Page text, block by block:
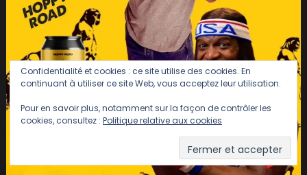
Confidentialité et cookies : ce site utilise des cookies. En
continuant à utiliser ce site Web, vous acceptez leur utilisation.
Pour en savoir plus, notamment sur la façon de contrôler les
cookies, consultez : Politique relative aux cookies